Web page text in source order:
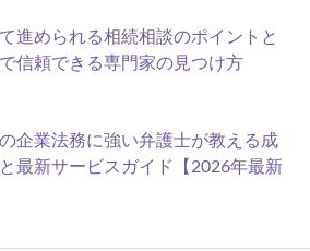
進められる相続相談のポイントと
信頼できる専門家の見つけ方
企業法務に強い弁護士が教える成
最新サービスガイド【2026年最新